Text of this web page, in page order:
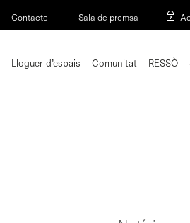
Contacte Sala de premsa
Lloguer d’espais Comunitat RESSÒ